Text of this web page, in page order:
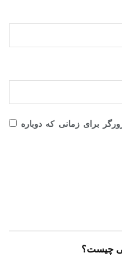
برای زمانی که دوباره
چیست؟